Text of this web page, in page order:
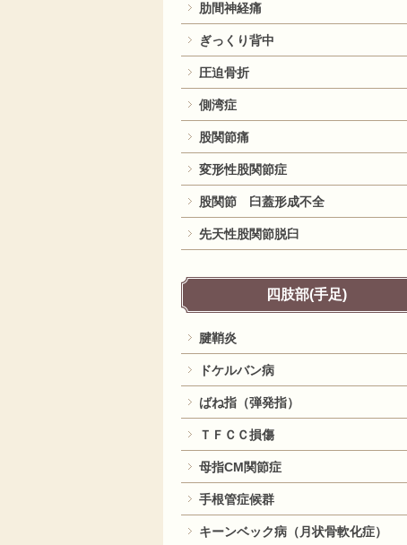
肋間神経痛
ぎっくり背中
圧迫骨折
側湾症
股関節痛
変形性股関節症
股関節 臼蓋形成不全
先天性股関節脱臼
四肢部(手足)
腱鞘炎
ドケルバン病
ばね指（弾発指）
ＴＦＣＣ損傷
母指CM関節症
手根管症候群
キーンベック病（月状骨軟化症）